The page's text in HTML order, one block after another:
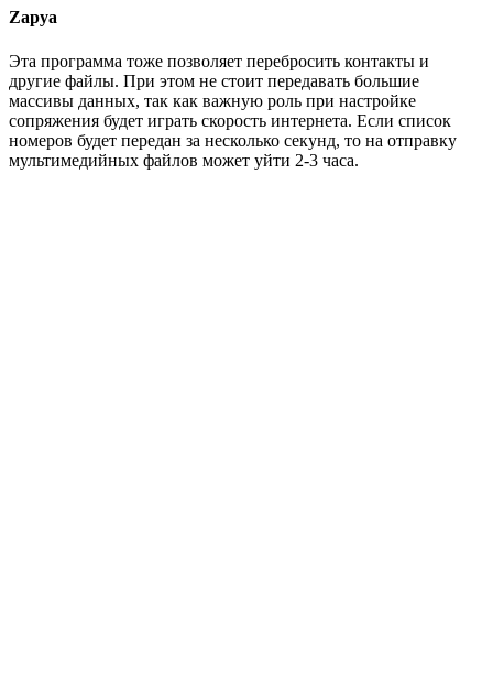
Zapya
Эта программа тоже позволяет перебросить контакты и
другие файлы. При этом не стоит передавать большие
массивы данных, так как важную роль при настройке
сопряжения будет играть скорость интернета. Если список
номеров будет передан за несколько секунд, то на отправку
мультимедийных файлов может уйти 2-3 часа.